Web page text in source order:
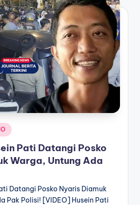
Pati Datangi Posko
Warga, Untung Ada
Datangi Posko Nyaris Diamuk
Pak Polisi! [VIDEO] Husein Pati